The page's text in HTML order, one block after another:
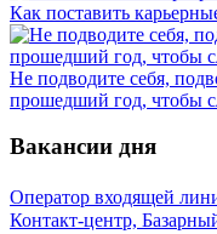
Как поставить
Не подводите себя,
прошедший год, чтобы
Вакансии дня
Оператор входящей
Контакт-центр,